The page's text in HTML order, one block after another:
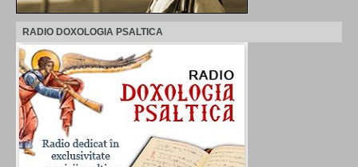
RADIO DOXOLOGIA PSALTICA